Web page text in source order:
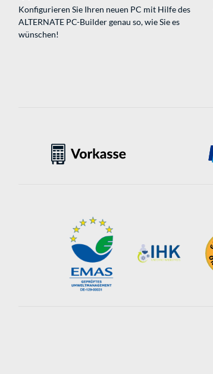
Konfigurieren Sie Ihren neuen PC mit Hilfe des
ALTERNATE PC-Builder genau so, wie Sie es
wünschen!